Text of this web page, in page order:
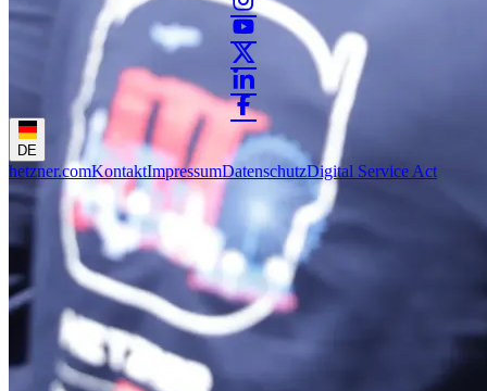
DE
hetzner.comKontaktImpressumDatenschutzDigital Service Act